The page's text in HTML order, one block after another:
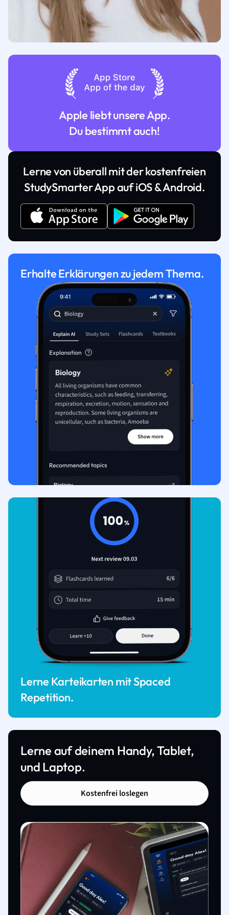
Apple liebt unsere App.
Du bestimmt auch!
Lerne von überall mit der kostenfreien
StudySmarter App auf iOS & Android.
Erhalte Erklärungen zu jedem Thema.
Lerne Karteikarten mit Spaced
Repetition.
Lerne auf deinem Handy, Tablet,
und Laptop.
Kostenfrei loslegen